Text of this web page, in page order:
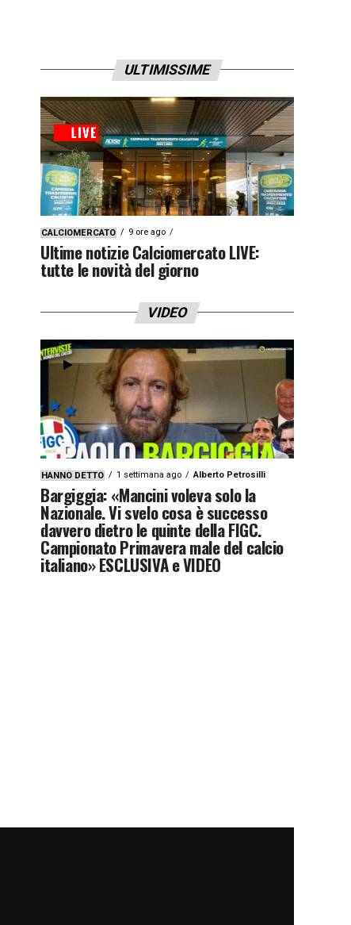
ULTIMISSIME
CALCIOMERCATO 9 ore ago
Ultime notizie Calciomercato LIVE:
tutte le novità del giorno
VIDEO
HANNO DETTO 1 settimana ago Alberto Petrosilli
Bargiggia: «Mancini voleva solo la
Nazionale. Vi svelo cosa è successo
davvero dietro le quinte della FIGC.
Campionato Primavera male del calcio
italiano» ESCLUSIVA e VIDEO